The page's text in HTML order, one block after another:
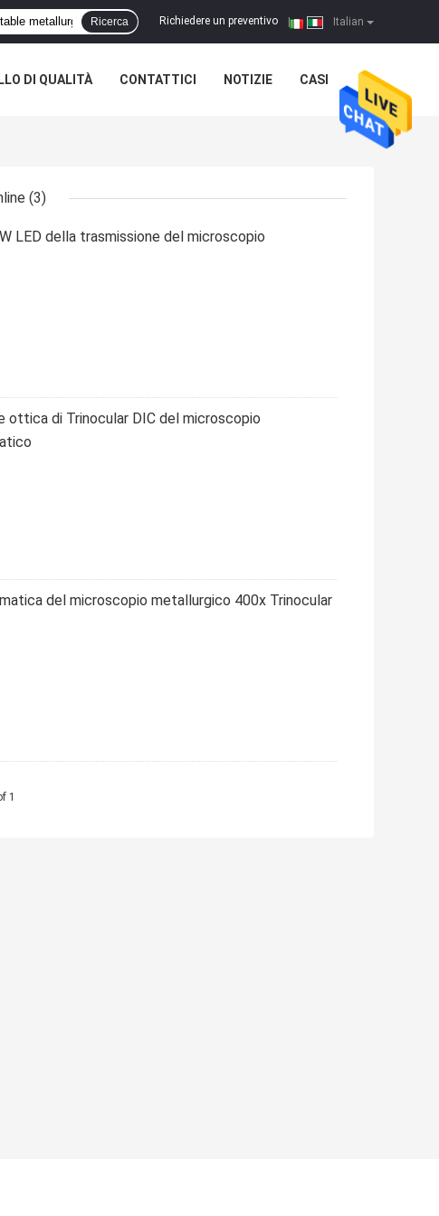
Italian
Richiedere un preventivo |
Ricerca
DI QUALITÀ CONTATTICI NOTIZIE CASI
(3)
LED della trasmissione del microscopio
di Trinocular DIC del microscopio
del microscopio metallurgico 400x Trinocular
1